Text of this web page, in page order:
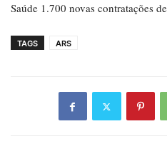
Saúde 1.700 novas contratações
TAGS ARS